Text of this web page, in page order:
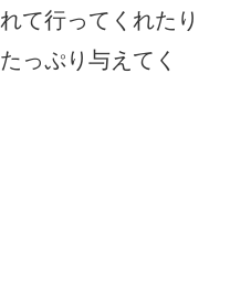
て行ってくれたり
っぷり与えてく